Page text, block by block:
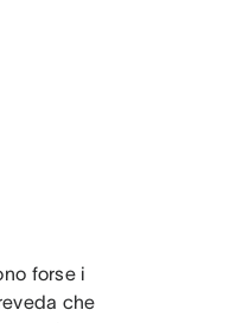
forse i
che